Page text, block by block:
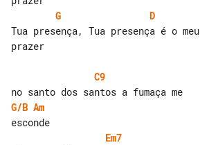
G
D
Tua presença, Tua presença é o meu
prazer
C9
G/B Am
Em7